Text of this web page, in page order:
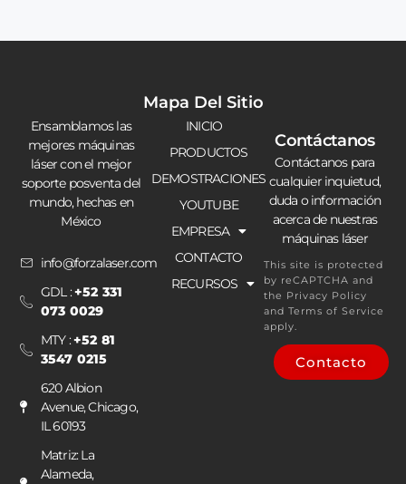
Ensamblamos las
mejores máquinas
láser con el mejor
soporte posventa del
mundo, hechas en
México
info@forzalaser.com
GDL :+52 331
073 0029
MTY :+52 81
3547 0215
620 Albion
Avenue, Chicago,
IL 60193
Matriz: La
Alameda,
Mapa Del Sitio
INICIO
PRODUCTOS
DEMOSTRACIONES
YOUTUBE
EMPRESA
CONTACTO
RECURSOS
Contáctanos
Contáctanos para
cualquier inquietud,
duda o información
acerca de nuestras
máquinas láser
This site is protected
by reCAPTCHA and
the Privacy Policy
andTerms of Service
apply.
Contacto